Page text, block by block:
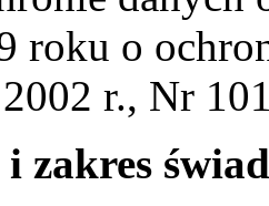
roku o
r., Nr
zakres